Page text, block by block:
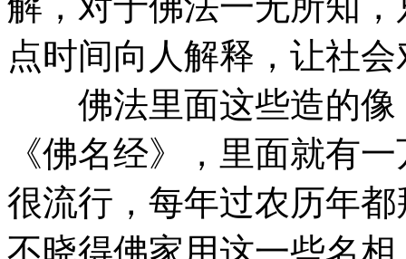
点时间向人解释，让社
佛法里面这些造的像
《佛名经》，里面就有
很流行，每年过农历年
不晓得佛家用这一些名